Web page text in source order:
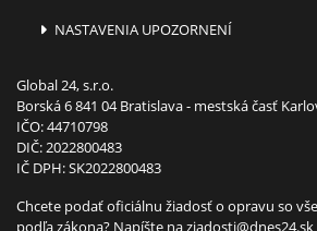
NASTAVENIA UPOZORNENÍ
Global 24, s.r.o.
Borská 6 841 04 Bratislava - mestská časť
IČO: 44710798
DIČ: 2022800483
IČ DPH: SK2022800483
Chcete podať oficiálnu žiadosť o opravu so
podľa zákona? Napíšte naziadosti@dnes24.sk